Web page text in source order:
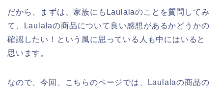
だから、まずは、家族にもLaulalaのことを質問してみ
て、Laulalaの商品について良い感想があるかどうかの
確認したい！という風に思っている人も中にはいると
思います。
なので、今回、こちらのページでは、Laulalaの商品の